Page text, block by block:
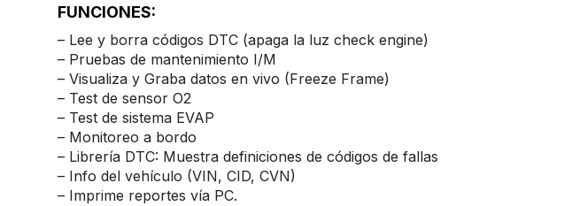
FUNCIONES:
– Lee y borra códigos DTC (apaga la luz check engine)
– Pruebas de mantenimiento I/M
– Visualiza y Graba datos en vivo (Freeze Frame)
– Test de sensor O2
– Test de sistema EVAP
– Monitoreo a bordo
– Librería DTC: Muestra definiciones de códigos de fallas
– Info del vehículo (VIN, CID, CVN)
– Imprime reportes vía PC.